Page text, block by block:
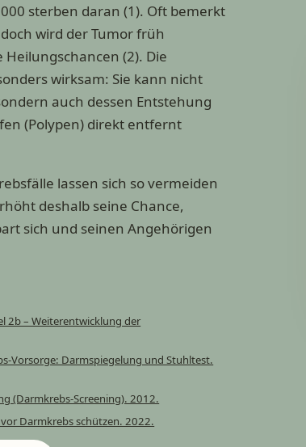
sterben daran (1). Oft bemerkt
wird der Tumor früh
(2). Die
wirksam: Sie kann nicht
auch dessen Entstehung
(Polypen) direkt entfernt
lassen sich so vermeiden
deshalb seine Chance,
sich und seinen Angehörigen
2b – Weiterentwicklung der
Vorsorge: Darmspiegelung und Stuhltest.
(Darmkrebs-Screening). 2012.
Darmkrebs schützen. 2022.